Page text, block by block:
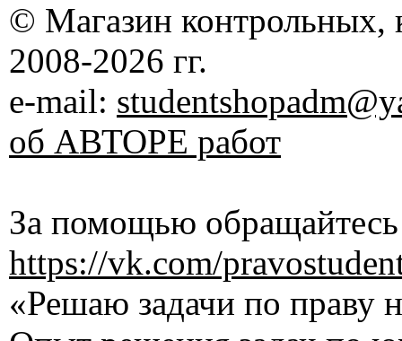
© Магазин контрольных,
2008-2026 гг.
e-mail:
об АВТОРЕ работ
За помощью
https://vk.com/
«Решаю задачи по праву